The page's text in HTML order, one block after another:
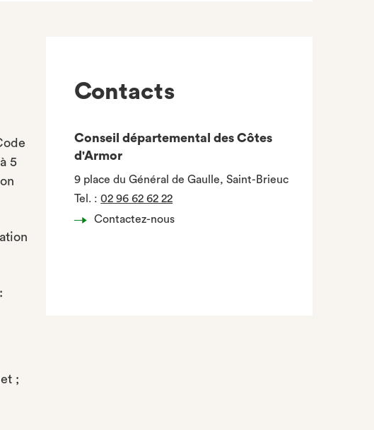
5
;
Contacts
Conseil départemental des Côtes
d'Armor
9 place du Général de Gaulle, Saint-Brieuc
Tel. :02 96 62 62 22
Contactez-nous